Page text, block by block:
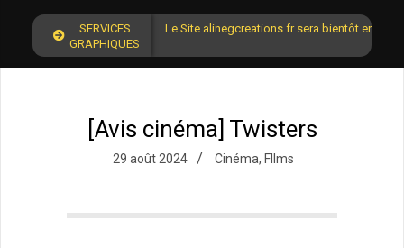
SERVICES
GRAPHIQUES
Le Site alinegcreations.fr sera bientôt en
[Avis cinéma] Twisters
29 août 2024 Cinéma, FIlms